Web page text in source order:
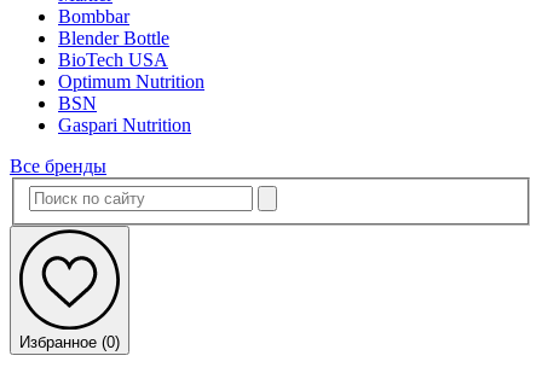
Bombbar
Blender Bottle
BioTech USA
Optimum Nutrition
BSN
Gaspari Nutrition
Все бренды
Избранное (0)